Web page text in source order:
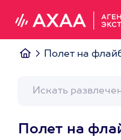
Полет на
Полет на